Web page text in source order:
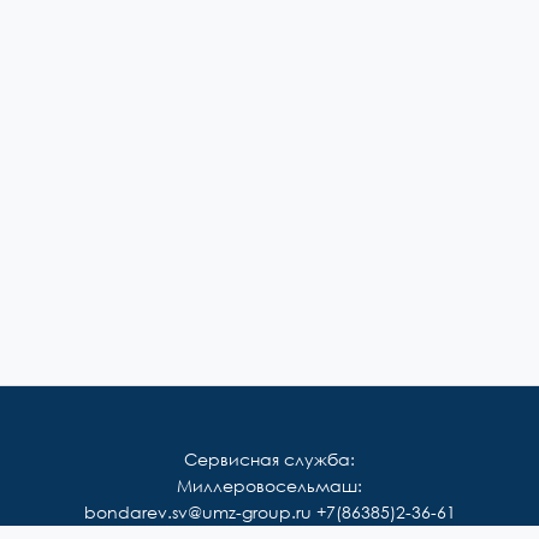
Сервисная служба:
Миллеровосельмаш:
bondarev.sv@umz-group.ru +7(86385)2-36-61